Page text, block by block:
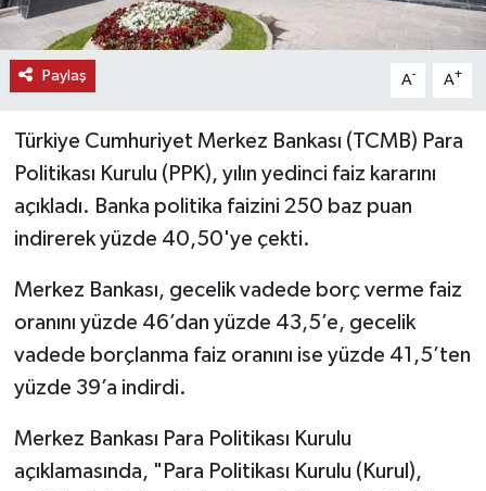
Paylaş A- A+
Türkiye Cumhuriyet Merkez Bankası (TCMB) Para
Politikası Kurulu (PPK), yılın yedinci faiz kararını
açıkladı. Banka politika faizini 250 baz puan
indirerek yüzde 40,50'ye çekti.
Merkez Bankası, gecelik vadede borç verme faiz
oranını yüzde 46’dan yüzde 43,5’e, gecelik
vadede borçlanma faiz oranını ise yüzde 41,5’ten
yüzde 39’a indirdi.
Merkez Bankası Para Politikası Kurulu
açıklamasında, "Para Politikası Kurulu (Kurul),
TİCARET